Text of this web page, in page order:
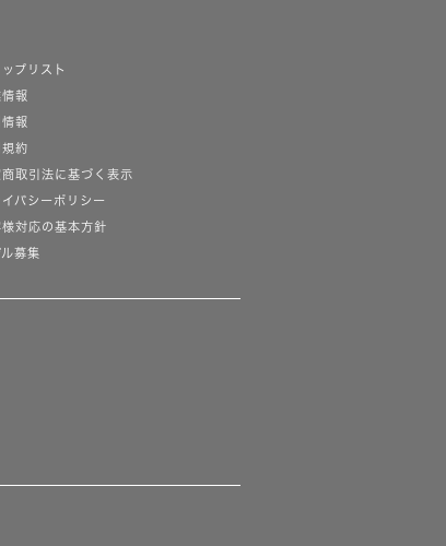
ップリスト
報
報
規約
商取引法に基づく表示
イバシーポリシー
様対応の基本方針
ル募集